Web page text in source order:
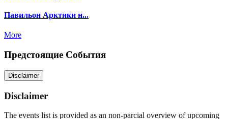
Павильон Арктики н...
More
Предстоящие События
Disclaimer
Disclaimer
The events list is provided as an non-parcial overview of upcoming